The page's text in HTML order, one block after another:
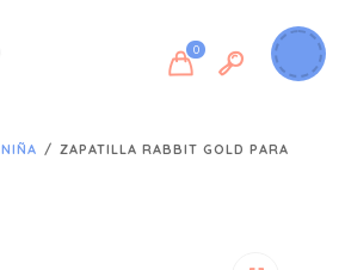
0
NIÑA / ZAPATILLA RABBIT GOLD PARA